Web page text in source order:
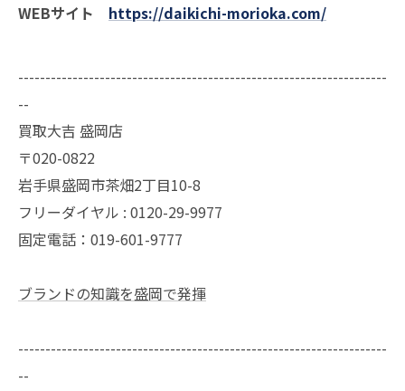
WEBサイト https://daikichi-morioka.com/
--------------------------------------------------------------------
--
買取大吉 盛岡店
〒020-0822
岩手県盛岡市茶畑2丁目10-8
フリーダイヤル : 0120-29-9977
固定電話：019-601-9777
ブランドの知識を盛岡で発揮
--------------------------------------------------------------------
--